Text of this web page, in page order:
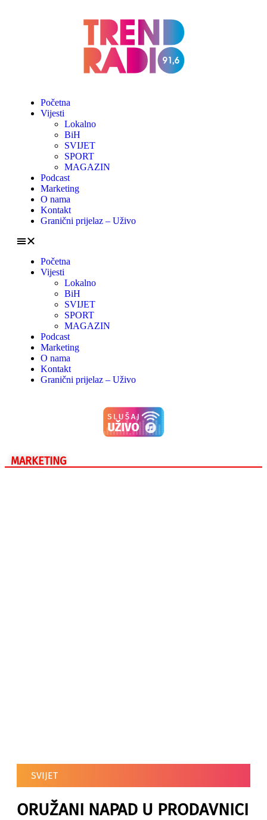
Početna
Vijesti
Lokalno
BiH
SVIJET
SPORT
MAGAZIN
Podcast
Marketing
O nama
Kontakt
Granični prijelaz – Uživo
Početna
Vijesti
Lokalno
BiH
SVIJET
SPORT
MAGAZIN
Podcast
Marketing
O nama
Kontakt
Granični prijelaz – Uživo
MARKETING
SVIJET
ORUŽANI NAPAD U PRODAVNICI